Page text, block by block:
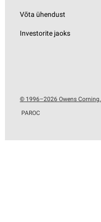
Võta ühendust
Investorite jaoks
© 1996–2026 Owens Corning.
PAROC